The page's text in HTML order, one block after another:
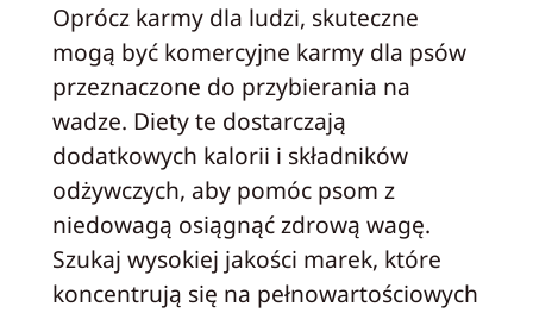
Oprócz karmy dla ludzi, skuteczne
mogą być komercyjne karmy dla psów
przeznaczone do przybierania na
wadze. Diety te dostarczają
dodatkowych kalorii i składników
odżywczych, aby pomóc psom z
niedowagą osiągnąć zdrową wagę.
Szukaj wysokiej jakości marek, które
koncentrują się na pełnowartościowych